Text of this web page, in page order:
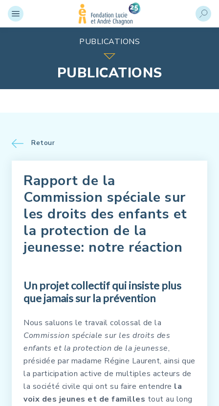
PUBLICATIONS
PUBLICATIONS
Retour
Rapport de la
Commission spéciale sur
les droits des enfants et
la protection de la
jeunesse: notre réaction
Un projet collectif qui insiste plus
que jamais sur la prévention
Nous saluons le travail colossal de la
Commission spéciale sur les droits des
enfants et la protection de la jeunesse,
présidée par madame Régine Laurent, ainsi que
la participation active de multiples acteurs de
la société civile qui ont su faire entendre la
voix des jeunes et de familles tout au long